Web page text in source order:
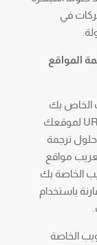
في
المواقع
الخاص بك
أبسط بكثير، ما عليك سوى تزويدنا بعنوان URL لموقعك
ترجمة
مواقع
الخاصة بك
باستخدام
الخاصة